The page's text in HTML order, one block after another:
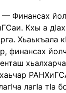
— Финансах
Кхы а
Хьаькъала
финансах
лагIа тIа